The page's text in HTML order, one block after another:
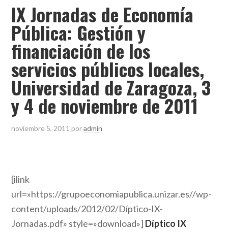
IX Jornadas de Economía
Pública: Gestión y
financiación de los
servicios públicos locales,
Universidad de Zaragoza, 3
y 4 de noviembre de 2011
noviembre 5, 2011 poradmin
[ilink
url=»https://grupoeconomiapublica.unizar.es//wp-
content/uploads/2012/02/Díptico-IX-
Jornadas.pdf» style=»download»] Díptico IX